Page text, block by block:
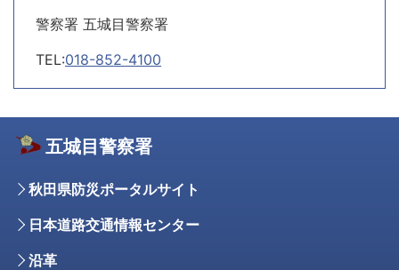
警察署 五城目警察署
TEL:018-852-4100
五城目警察署
秋田県防災ポータルサイト
日本道路交通情報センター
沿革